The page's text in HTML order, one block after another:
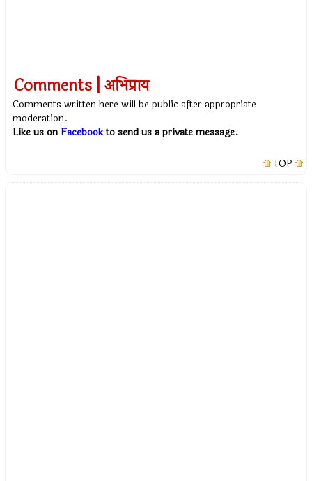
Comments | अभिप्राय
Comments written here will be public after appropriate
moderation.
Like us on Facebookto send us a private message.
TOP